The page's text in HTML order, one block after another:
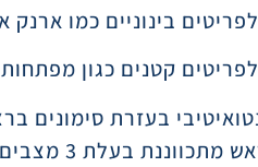
בעזרת
3 מצבים הגדלים יחד עם התינוק